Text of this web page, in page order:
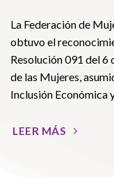
La Federación de
obtuvo el
Resolución 091 del 6
de las Mujeres,
Inclusión Económica
LEER MÁS